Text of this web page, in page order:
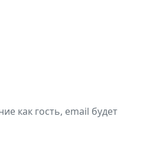
как гость, email будет